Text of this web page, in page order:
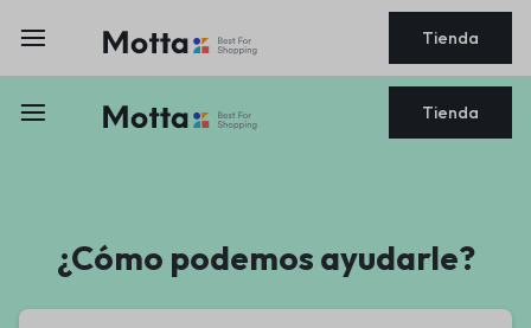
Tienda
Tienda
¿Cómo podemos ayudarle?